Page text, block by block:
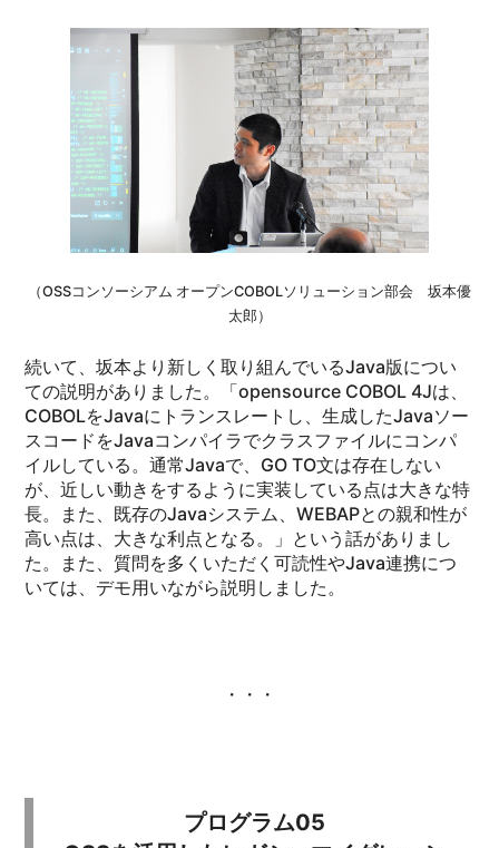
（OSSコンソーシアム オープンCOBOLソリューション部会 坂本優
太郎）
続いて、坂本より新しく取り組んでいるJava版につい
ての説明がありました。「opensource COBOL 4Jは、
COBOLをJavaにトランスレートし、生成したJavaソー
スコードをJavaコンパイラでクラスファイルにコンパ
イルしている。通常Javaで、GO TO文は存在しない
が、近しい動きをするように実装している点は大きな特
長。また、既存のJavaシステム、WEBAPとの親和性が
高い点は、大きな利点となる。」という話がありまし
た。また、質問を多くいただく可読性やJava連携につ
いては、デモ用いながら説明しました。
・・・
プログラム05